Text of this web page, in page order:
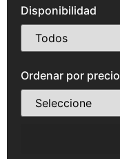
Disponibilidad
Ordenar por precio